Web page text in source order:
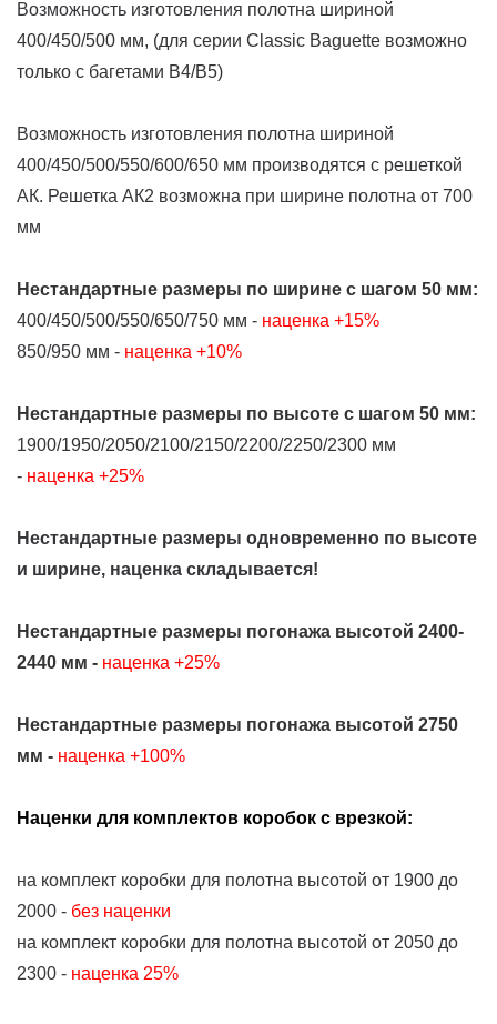
Возможность изготовления полотна шириной
400/450/500 мм, (для серии Classic Baguette возможно
только с багетами В4/В5)
Возможность изготовления полотна шириной
400/450/500/550/600/650 мм производятся с решеткой
АК. Решетка АК2 возможна при ширине полотна от 700
мм
Нестандартные размеры по ширине с шагом 50 мм:
400/450/500/550/650/750 мм - наценка +15%
850/950 мм - наценка +10%
Нестандартные размеры по высоте с шагом 50 мм:
1900/1950/2050/2100/2150/2200/2250/2300 мм
- наценка +25%
Нестандартные размеры одновременно по высоте
и ширине, наценка складывается!
Нестандартные размеры погонажа высотой 2400-
2440 мм - наценка +25%
Нестандартные размеры погонажа высотой 2750
мм - наценка +100%
Наценки для комплектов коробок с врезкой:
на комплект коробки для полотна высотой от 1900 до
2000 - без наценки
на комплект коробки для полотна высотой от 2050 до
2300 - наценка 25%